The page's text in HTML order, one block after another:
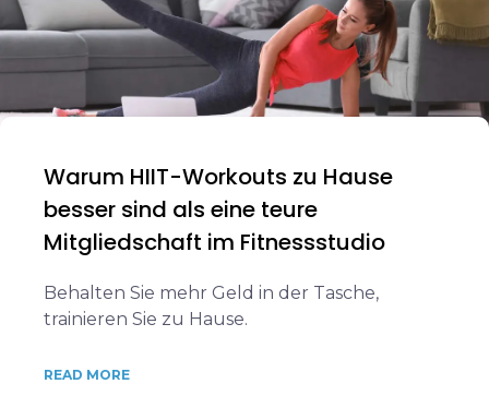
Warum HIIT-Workouts zu Hause
besser sind als eine teure
Mitgliedschaft im Fitnessstudio
Behalten Sie mehr Geld in der Tasche,
trainieren Sie zu Hause.
READ MORE